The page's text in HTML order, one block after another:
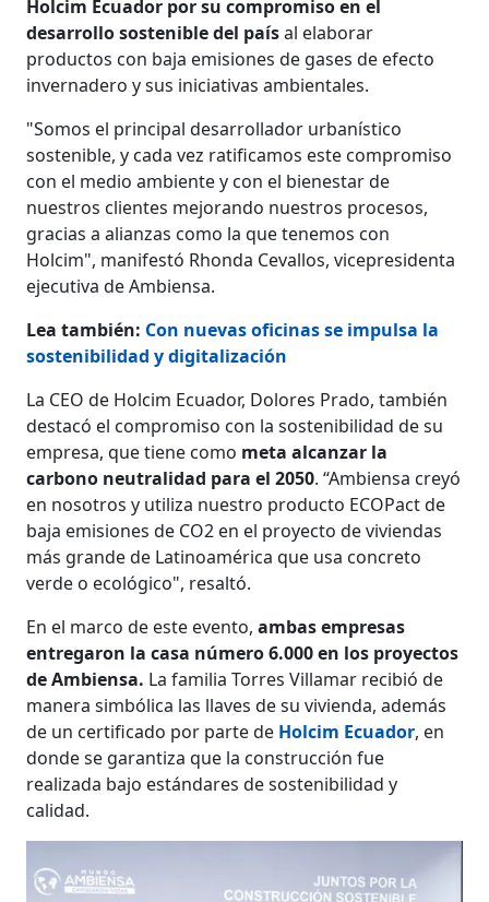
Holcim Ecuador por su compromiso en el
desarrollo sostenible del paísal elaborar
productos con baja emisiones de gases de efecto
invernadero y sus iniciativas ambientales.
"Somos el principal desarrollador urbanístico
sostenible, y cada vez ratificamos este compromiso
con el medio ambiente y con el bienestar de
nuestros clientes mejorando nuestros procesos,
gracias a alianzas como la que tenemos con
Holcim", manifestó Rhonda Cevallos, vicepresidenta
ejecutiva de Ambiensa.
Lea también: Con nuevas oficinas se impulsa la
sostenibilidad y digitalización
La CEO de Holcim Ecuador, Dolores Prado, también
destacó el compromiso con la sostenibilidad de su
empresa, que tiene como meta alcanzar la
carbono neutralidad para el 2050. “Ambiensa creyó
en nosotros y utiliza nuestro producto ECOPact de
baja emisiones de CO2 en el proyecto de viviendas
más grande de Latinoamérica que usa concreto
verde o ecológico", resaltó.
En el marco de este evento, ambas empresas
entregaron la casa número 6.000 en los proyectos
de Ambiensa. La familia Torres Villamar recibió de
manera simbólica las llaves de su vivienda, además
de un certificado por parte de Holcim Ecuador, en
donde se garantiza que la construcción fue
realizada bajo estándares de sostenibilidad y
calidad.